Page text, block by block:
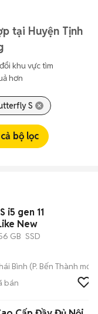
tại Huyện Tịnh
khu vực tìm
hơn
S
bộ lọc
i5 gen 11
New
GB SSD
Bình (P. Bến Thành mới)
bán